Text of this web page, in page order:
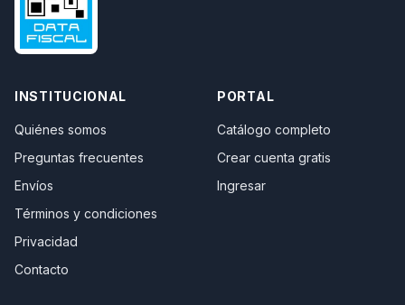
INSTITUCIONAL
Quiénes somos
Preguntas frecuentes
Envíos
Términos y condiciones
Privacidad
Contacto
PORTAL
Catálogo completo
Crear cuenta gratis
Ingresar